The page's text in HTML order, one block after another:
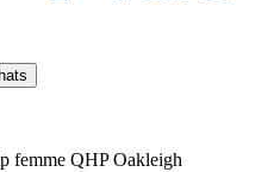
femme QHP Oakleigh